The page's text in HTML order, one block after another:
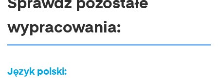
naciśniecie przycisku "wypisz się" znajdującego
Sprawdź pozostałe
wypracowania:
Język polski: